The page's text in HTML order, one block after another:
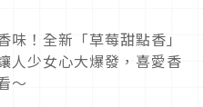
！全新「草莓甜點香」
人少女心大爆發，喜愛香
～